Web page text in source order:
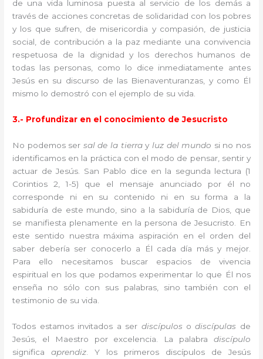
de una vida luminosa puesta al servicio de los demás a
través de acciones concretas de solidaridad con los pobres
y los que sufren, de misericordia y compasión, de justicia
social, de contribución a la paz mediante una convivencia
respetuosa de la dignidad y los derechos humanos de
todas las personas, como lo dice inmediatamente antes
Jesús en su discurso de las Bienaventuranzas, y como Él
mismo lo demostró con el ejemplo de su vida.
3.- Profundizar en el conocimiento de Jesucristo
No podemos ser sal de la tierray luz del mundo si no nos
identificamos en la práctica con el modo de pensar, sentir y
actuar de Jesús. San Pablo dice en la segunda lectura (1
Corintios 2, 1-5) que el mensaje anunciado por él no
corresponde ni en su contenido ni en su forma a la
sabiduría de este mundo, sino a la sabiduría de Dios, que
se manifiesta plenamente en la persona de Jesucristo. En
este sentido nuestra máxima aspiración en el orden del
saber debería ser conocerlo a Él cada día más y mejor.
Para ello necesitamos buscar espacios de vivencia
espiritual en los que podamos experimentar lo que Él nos
enseña no sólo con sus palabras, sino también con el
testimonio de su vida.
Todos estamos invitados a ser discípulos odiscípulas de
Jesús, el Maestro por excelencia. La palabra discípulo
significaaprendiz . Y los primeros discípulos de Jesús